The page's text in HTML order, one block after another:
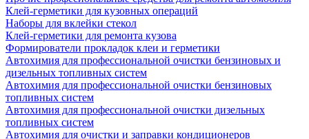
Клей-герметики для кузовных операций
Наборы для вклейки стекол
Клей-герметики для ремонта кузова
Формирователи прокладок клеи и герметики
Автохимия для профессиональной очистки бензиновых и
дизельных топливных систем
Автохимия для профессиональной очистки бензиновых
топливных систем
Автохимия для профессиональной очистки дизельных
топливных систем
Автохимия для очистки и заправки кондиционеров